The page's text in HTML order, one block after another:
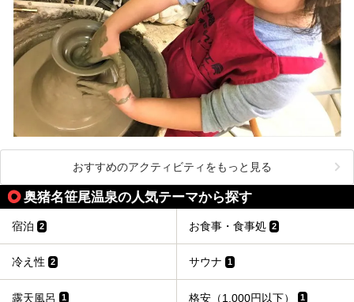
おすすめのアクティビティをもっと見る
奥猪名笹尾温泉の人気テーマから探す
宿泊 2 お食事・食事処 2
冷え性 2 サウナ 1
露天風呂 1 格安（1,000円以下） 1